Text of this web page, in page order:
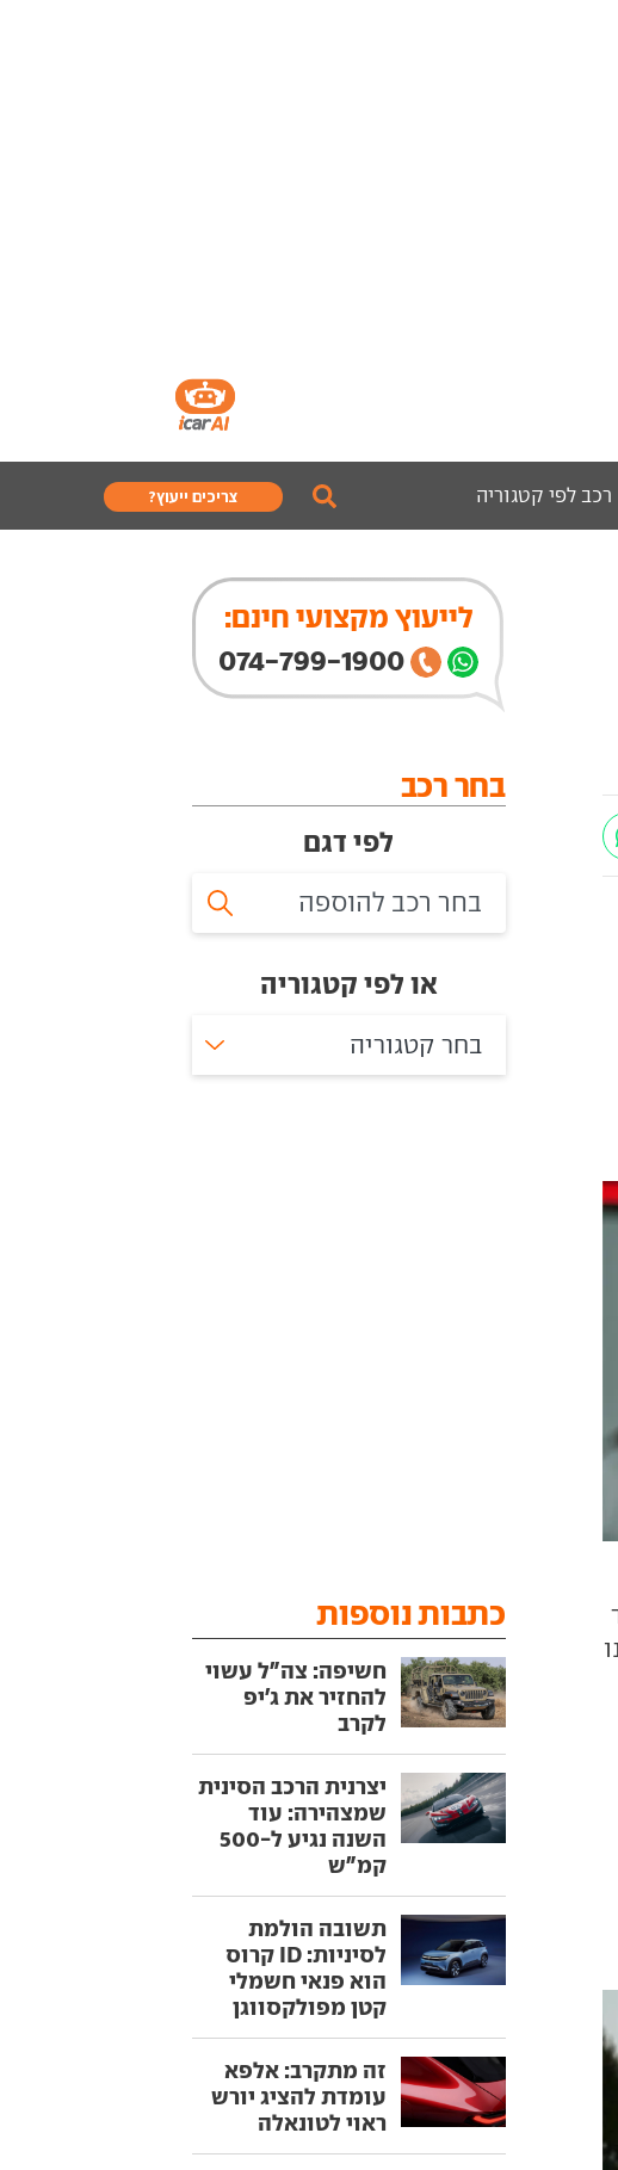
רכב לפי קטגוריה צריכים ייעוץ?
לייעוץ מקצועי חינם:
074-799-1900
בחר רכב
לפי דגם
או לפי קטגוריה
בחר קטגוריה
כתבות נוספות
חשיפה: צה"ל עשוי
להחזיר את ג'יפ
לקרב
יצרנית הרכב הסינית
שמצהירה: עוד
השנה נגיע ל-500
קמ"ש
תשובה הולמת
לסיניות: ID קרוס
הוא פנאי חשמלי
קטן מפולקסווגן
זה מתקרב: אלפא
עומדת להציג יורש
ראוי לטונאלה